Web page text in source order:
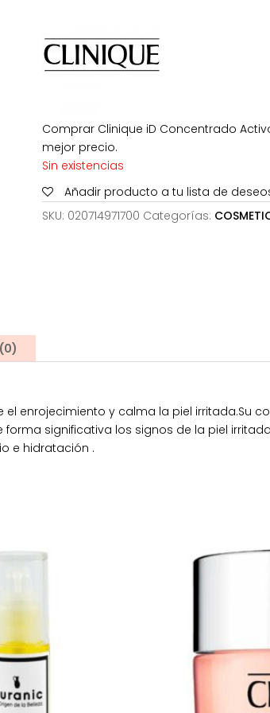
16,00€.
Comprar Clinique iD Concentrado
mejor precio.
Sin existencias
Añadir producto a tu lista de
SKU: 020714971700 Categorías:
enrojecimiento y calma la piel irritada.Su
significativa los signos de la piel
e hidratación .